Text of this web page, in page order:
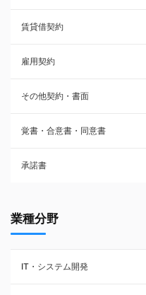
売買契約
株主総会議事録・関連書類
請負契約
フランチャイズ契約
賃貸借契約
賃貸借契約
雇用契約
その他契約・書面
覚書・合意書・同意書
承諾書
業種分野
IT・システム開発